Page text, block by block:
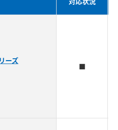
ーズ
■